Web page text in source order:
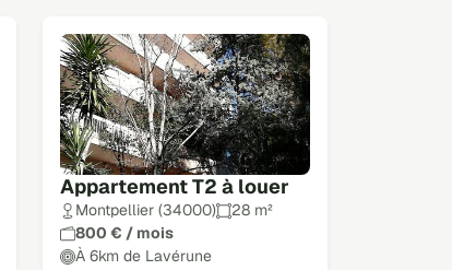
Appartement T2 à louer
Montpellier (34000)
28 m²
800 € / mois
À 6km de Lavérune